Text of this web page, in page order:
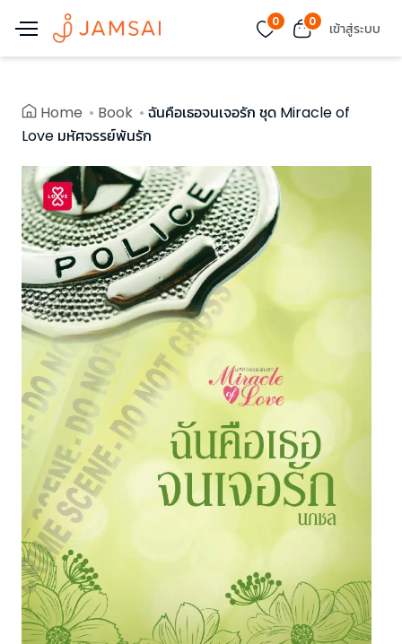
0 0 เข้าสู่ระบบ
Home Book
ฉันคือเธอจนเจอรัก ชุด Miracle of
Love มหัศจรรย์พันรัก